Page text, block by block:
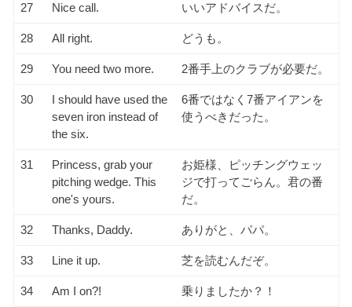
27 Nice call. いいアドバイスだ。
28 All right. どうも。
29 You need two more. 2番手上のクラブが必要だ。
30
I should have used the
seven iron instead of
the six.
6番ではなく7番アイアンを
使うべきだった。
31
Princess, grab your
pitching wedge. This
one's yours.
お姫様、ピッチングウェッ
ジで打ってごらん。君の番
だ。
32 Thanks, Daddy. ありがと、パパ。
33 Line it up. 芝を読むんだぞ。
34 Am I on?! 乗りましたか？！